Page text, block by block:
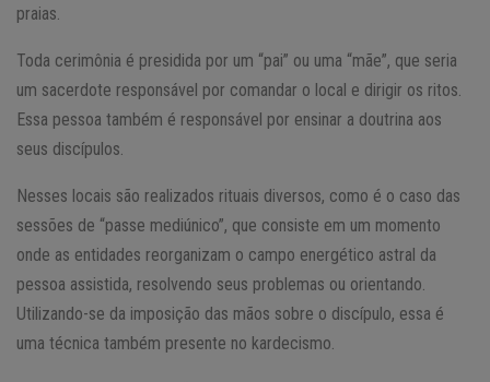
praias.
Toda cerimônia é presidida por um “pai” ou uma “mãe”, que seria
um sacerdote responsável por comandar o local e dirigir os ritos.
Essa pessoa também é responsável por ensinar a doutrina aos
seus discípulos.
Nesses locais são realizados rituais diversos, como é o caso das
sessões de “passe mediúnico”, que consiste em um momento
onde as entidades reorganizam o campo energético astral da
pessoa assistida, resolvendo seus problemas ou orientando.
Utilizando-se da imposição das mãos sobre o discípulo, essa é
uma técnica também presente no kardecismo.